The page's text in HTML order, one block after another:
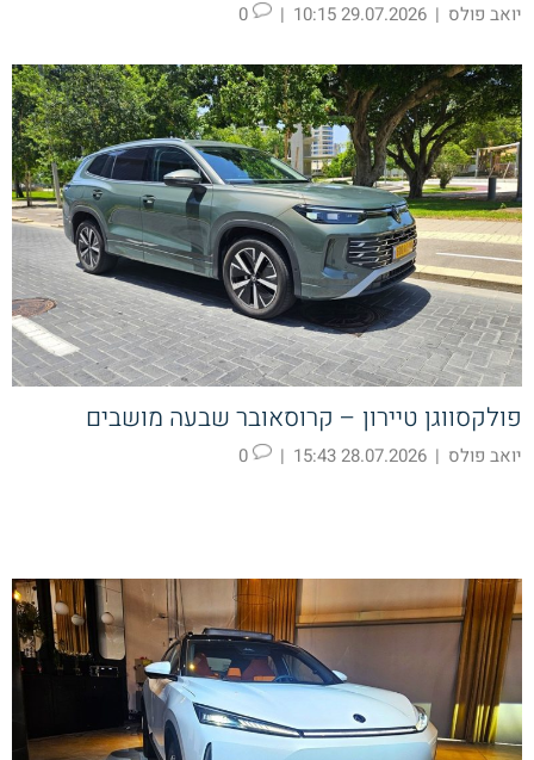
יואב פולס |
29.07.2026 10:15
|
פולקסווגן טיירון – קרוסאובר שבעה מושבים
יואב פולס |
28.07.2026 15:43
|